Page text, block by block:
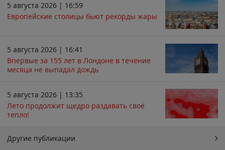
5 августа 2026 | 16:59
Европейские столицы бьют рекорды жары
5 августа 2026 | 16:41
Впервые за 155 лет в Лондоне в течение
месяца не выпадал дождь
5 августа 2026 | 13:35
Лето продолжит щедро раздавать своё
тепло!
Другие публикации